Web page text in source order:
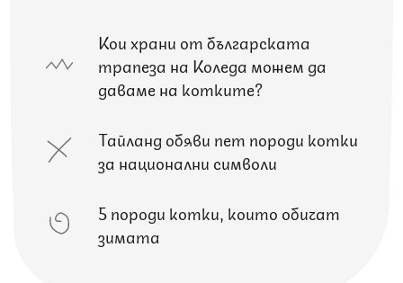
Кои храни от българската
трапеза на Коледа можем да
даваме на котките?
Тайланд обяви пет породи котки
за национални символи
5 породи котки, които обичат
зимата